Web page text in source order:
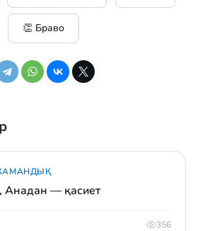
👏 Браво
Анадан — қасиет
356